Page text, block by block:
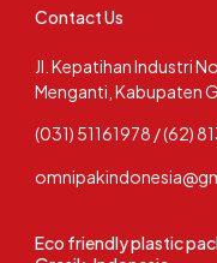
Eco friendly plastic
Jl. Kepatihan Industri
Menganti, Kabupaten
(031) 51161978 / (62)
Contact Us